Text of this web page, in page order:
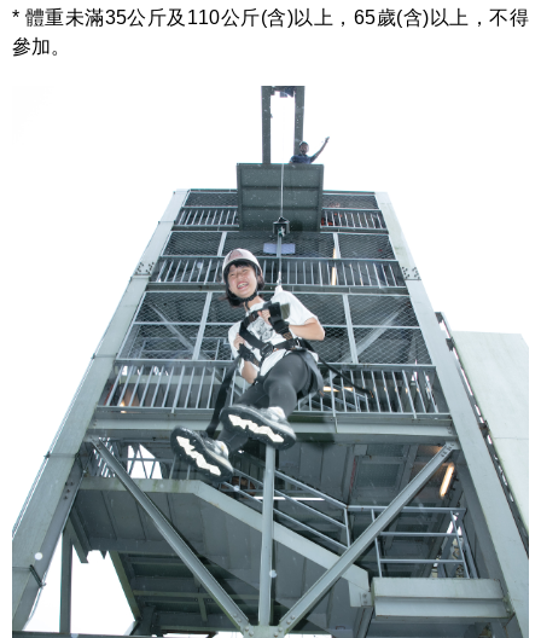
* 體重未滿35公斤及110公斤(含)以上，65歲(含)以上，不得
參加。